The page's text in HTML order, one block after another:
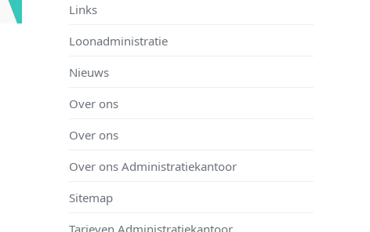
Links
Loonadministratie
Nieuws
Over ons
Over ons
Over ons Administratiekantoor
Sitemap
Tarieven Administratiekantoor